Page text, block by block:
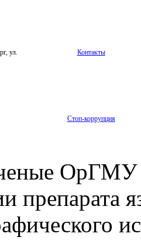
ул.
Контакты
Стоп-коррупция
ОрГМУ
препарата